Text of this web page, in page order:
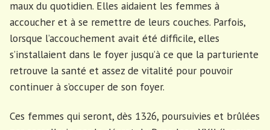
maux du quotidien. Elles aidaient les femmes à
accoucher et à se remettre de leurs couches. Parfois,
lorsque l’accouchement avait été difficile, elles
s’installaient dans le foyer jusqu’à ce que la parturiente
retrouve la santé et assez de vitalité pour pouvoir
continuer à s’occuper de son foyer.
Ces femmes qui seront, dès 1326, poursuivies et brûlées